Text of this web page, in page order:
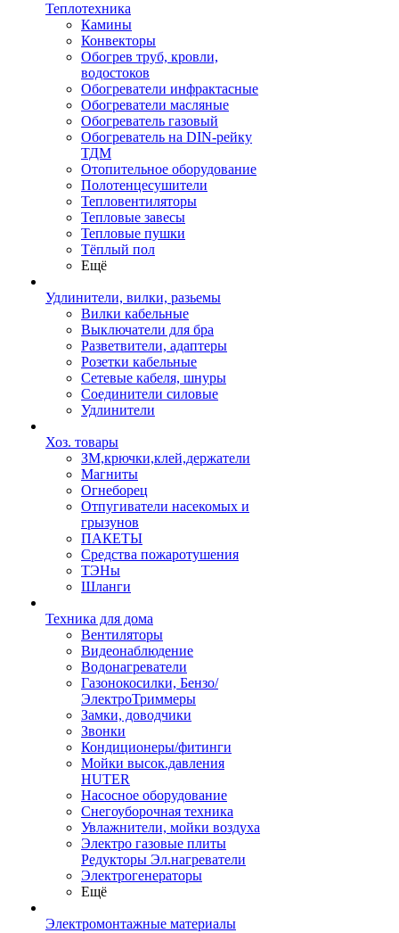
Теплотехника
Камины
Конвекторы
Обогрев труб, кровли,
водостоков
Обогреватели инфрактасные
Обогреватели масляные
Обогреватель газовый
Обогреватель на DIN-рейку
ТДМ
Отопительное оборудование
Полотенцесушители
Тепловентиляторы
Тепловые завесы
Тепловые пушки
Тёплый пол
Ещё
Удлинители, вилки, разьемы
Вилки кабельные
Выключатели для бра
Разветвители, адаптеры
Розетки кабельные
Сетевые кабеля, шнуры
Соединители силовые
Удлинители
Хоз. товары
ЗМ,крючки,клей,держатели
Магниты
Огнеборец
Отпугиватели насекомых и
грызунов
ПАКЕТЫ
Средства пожаротушения
ТЭНы
Шланги
Техника для дома
Вентиляторы
Видеонаблюдение
Водонагреватели
Газонокосилки, Бензо/
ЭлектроТриммеры
Замки, доводчики
Звонки
Кондиционеры/фитинги
Мойки высок.давления
HUTER
Насосное оборудование
Снегоуборочная техника
Увлажнители, мойки воздуха
Электро газовые плиты
Редукторы Эл.нагреватели
Электрогенераторы
Ещё
Электромонтажные материалы